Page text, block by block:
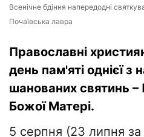
Всенічне бдіння напередодні
Почаївська лавра
Православні
день пам'яті однієї з
шанованих святинь –
Божої Матері.
5 серпня (23 липня